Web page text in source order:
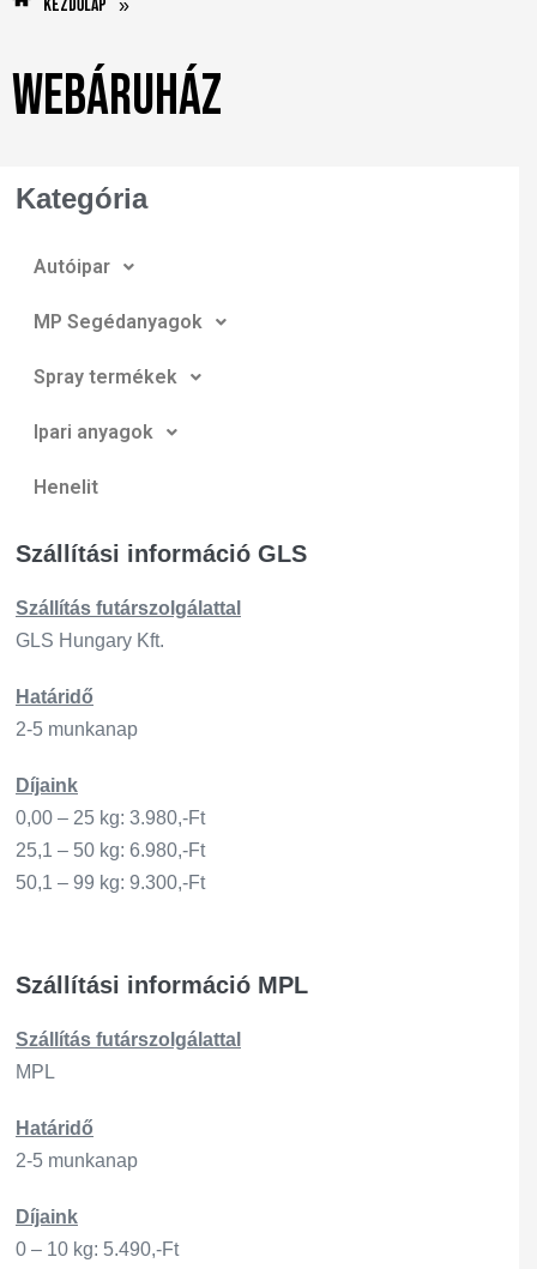
Kezdőlap »
Webáruház
Kategória
Autóipar
MP Segédanyagok
Spray termékek
Ipari anyagok
Henelit
Szállítási információ GLS
Szállítás futárszo lgálattal
GLS Hungary Kft.
Határidő
2-5 munkanap
Díjaink
0,00 – 25 kg: 3.980,-Ft
25,1 – 50 kg: 6.980,-Ft
50,1 – 99 kg: 9.300,-Ft
Szállítási információ MPL
Szállítás futárszo lgálattal
MPL
Határidő
2-5 munkanap
Díjaink
0 – 10 kg: 5.490,-Ft